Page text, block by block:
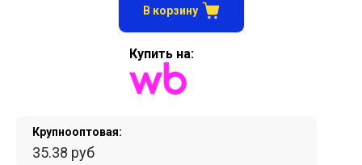
Крупнооптовая:
35.38 руб
В корзину
Купить на: